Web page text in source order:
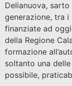
Delianuova,
generazione, tra
finanziate ad
della Regione
formazione
soltanto una
possibile,